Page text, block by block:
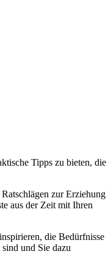
Tipps zu bieten, die
zur Erziehung
aus der Zeit mit Ihren
die Bedürfnisse
und Sie dazu